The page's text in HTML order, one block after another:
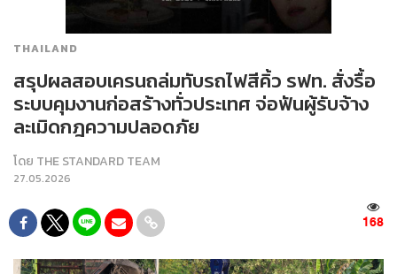
THAILAND
สรุปผลสอบเครนถล่มทับรถไฟสีคิ้ว รฟท. สั่งรื้อ
ระบบคุมงานก่อสร้างทั่วประเทศ จ่อฟันผู้รับจ้าง
ละเมิดกฎความปลอดภัย
โดย THE STANDARD TEAM
27.05.2026
168